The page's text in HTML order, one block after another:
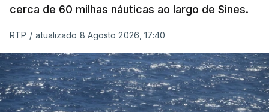
cerca de 60 milhas náuticas ao largo de Sines.
RTP / atualizado 8 Agosto 2026, 17:40